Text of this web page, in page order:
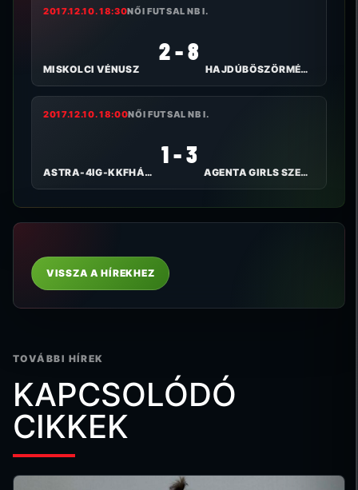
2017.12.10. 18:30NŐI FUTSAL NB I.
MISKOLCI VÉNUSZ
2 - 8
HAJDÚBÖSZÖRMÉNYI TE I.
2017.12.10. 18:00NŐI FUTSAL NB I.
ASTRA-4IG-KKFHÁZI BULLS
1 - 3
AGENTA GIRLS SZEKSZÁRD FC
VISSZA A HÍREKHEZ
TOVÁBBI HÍREK
KAPCSOLÓDÓ
CIKKEK